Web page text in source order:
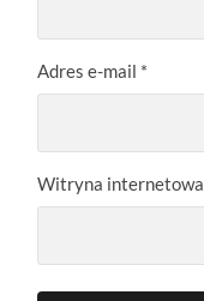
Adres e-mail *
Witryna internetowa